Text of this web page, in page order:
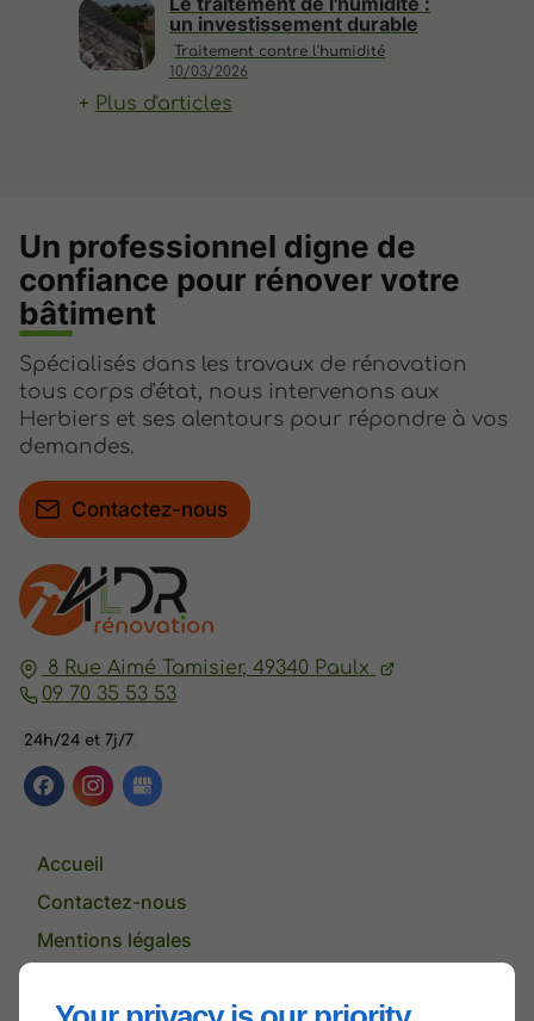
Traitement contre l'humidité
10/03/2026
un investissement durable
Plus d'articles
8 Rue Aimé Tamisier,49340 Paulx
09 70 35 53 53
24h/24 et 7j/7
Accueil
Contactez-nous
Mentions légales
Un professionnel digne de
confiance pour rénover votre
bâtiment
Spécialisés dans les travaux de rénovation
tous corps d'état, nous intervenons aux
Herbiers et ses alentours pour répondre à vos
demandes.
Contactez-nous